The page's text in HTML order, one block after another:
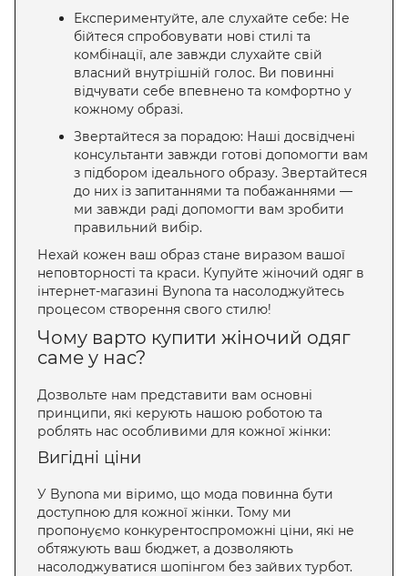
Експериментуйте, але слухайте себе: Не
бійтеся спробовувати нові стилі та
комбінації, але завжди слухайте свій
власний внутрішній голос. Ви повинні
відчувати себе впевнено та комфортно у
кожному образі.
Звертайтеся за порадою: Наші досвідчені
консультанти завжди готові допомогти вам
з підбором ідеального образу. Звертайтеся
до них із запитаннями та побажаннями —
ми завжди раді допомогти вам зробити
правильний вибір.
Нехай кожен ваш образ стане виразом вашої
неповторності та краси. Купуйте жіночий одяг в
інтернет-магазині Bynona та насолоджуйтесь
процесом створення свого стилю!
Чому варто купити жіночий одяг
саме у нас?
Дозвольте нам представити вам основні
принципи, які керують нашою роботою та
роблять нас особливими для кожної жінки:
Вигідні ціни
У Bynona ми віримо, що мода повинна бути
доступною для кожної жінки. Тому ми
пропонуємо конкурентоспроможні ціни, які не
обтяжують ваш бюджет, а дозволяють
насолоджуватися шопінгом без зайвих турбот.